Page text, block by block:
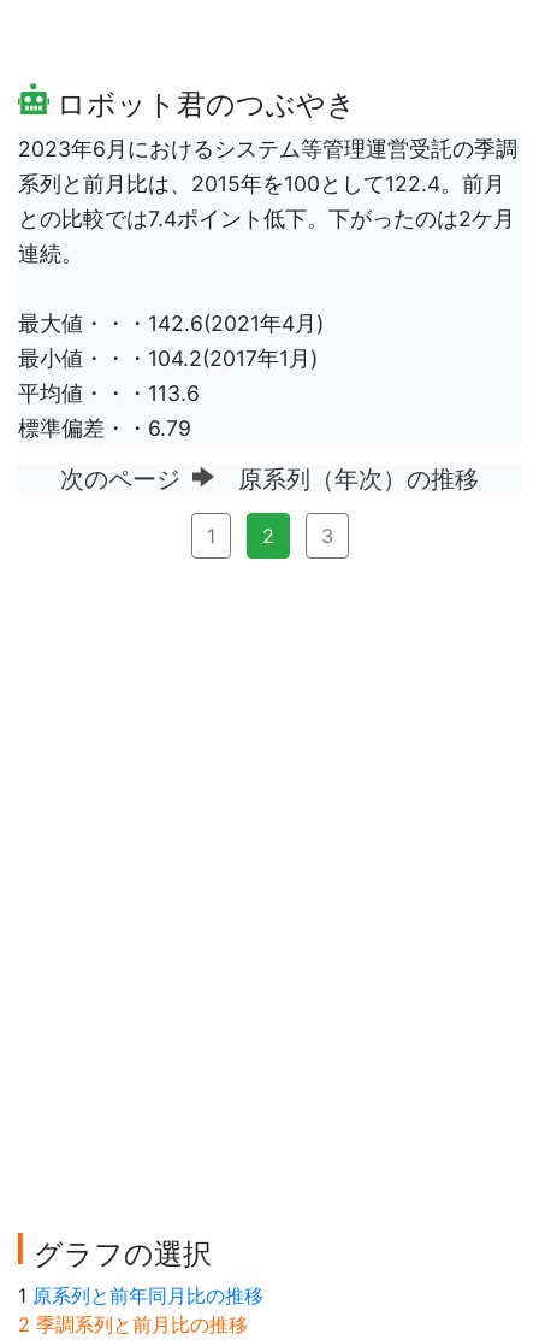
ロボット君のつぶやき
2023年6月におけるシステム等管理運営受託の季調
系列と前月比は、2015年を100として122.4。前月
との比較では7.4ポイント低下。下がったのは2ケ月
連続。
最大値・・・142.6(2021年4月)
最小値・・・104.2(2017年1月)
平均値・・・113.6
標準偏差・・6.79
次のページ 原系列（年次）の推移
1 2 3
グラフの選択
1 原系列と前年同月比の推移
2 季調系列と前月比の推移